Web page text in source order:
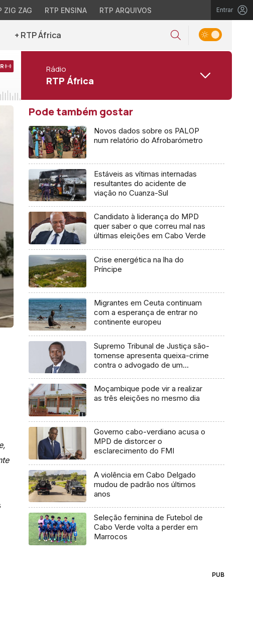
ZIG ZAG RTP ENSINA RTP ARQUIVOS Entrar
+ RTP África
Rádio
RTP África
Pode também gostar
Novos dados sobre os PALOP
num relatório do Afrobarómetro
Estáveis as vítimas internadas
resultantes do acidente de
viação no Cuanza-Sul
Candidato à liderança do MPD
quer saber o que correu mal nas
últimas eleições em Cabo Verde
Crise energética na lha do
Príncipe
Migrantes em Ceuta continuam
com a esperança de entrar no
continente europeu
Supremo Tribunal de Justiça são-
tomense apresenta queixa-crime
contra o advogado de um
Moçambique pode vir a realizar
as três eleições no mesmo dia
Governo cabo-verdiano acusa o
MPD de distorcer o
esclarecimento do FMI
A violência em Cabo Delgado
mudou de padrão nos últimos
anos
Seleção feminina de Futebol de
Cabo Verde volta a perder em
Marrocos
PUB